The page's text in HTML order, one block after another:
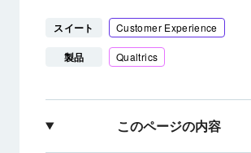
スイート Customer Experience
製品 Qualtrics
このページの内容